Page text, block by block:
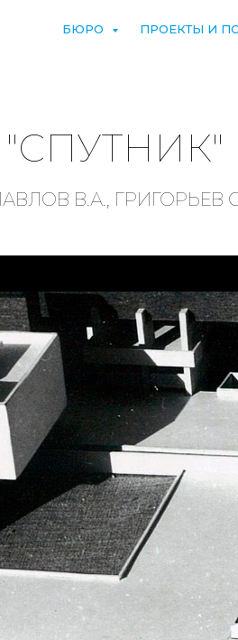
БЮРО ПРОЕКТЫ И
В.А., ГРИГОРЬЕВ